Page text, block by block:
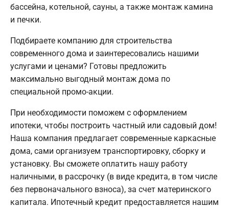
бассейна, котельной, сауны, а также монтаж камина
и печки.
Подбираете компанию для строительства
современного дома и заинтересовались нашими
услугами и ценами? Готовы предложить
максимально выгодный монтаж дома по
специальной промо-акции.
При необходимости поможем с оформлением
ипотеки, чтобы построить частный или садовый дом!
Наша компания предлагает современные каркасные
дома, сами организуем транспортировку, сборку и
установку. Вы сможете оплатить нашу работу
наличными, в рассрочку (в виде кредита, в том числе
без первоначального взноса), за счет материнского
капитала. Ипотечный кредит предоставляется нашим